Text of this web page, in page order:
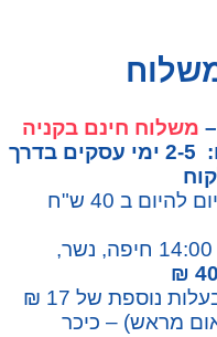
משלוח חינם בקניה
זמני משלוח: 2-5 ימי עסקים בדרך
ב 40 ש"ח
(להזמנות שבוצעו עד שעה 14:00 חיפה, נשר,
40 ₪
נוספת של 17 ₪
מראש) – כיכר